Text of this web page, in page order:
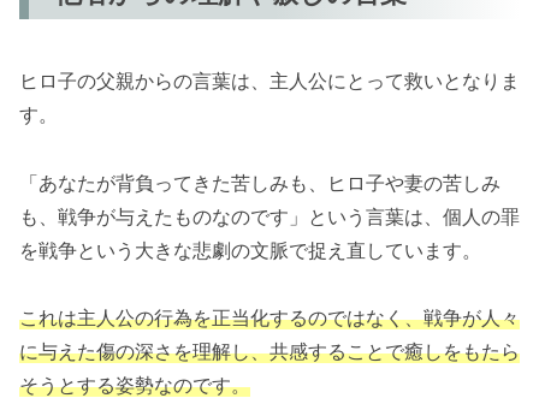
ヒロ子の父親からの言葉は、主人公にとって救いとなりま
す。
「あなたが背負ってきた苦しみも、ヒロ子や妻の苦しみ
も、戦争が与えたものなのです」という言葉は、個人の罪
を戦争という大きな悲劇の文脈で捉え直しています。
これは主人公の行為を正当化するのではなく、戦争が人々
に与えた傷の深さを理解し、共感することで癒しをもたら
そうとする姿勢なのです。